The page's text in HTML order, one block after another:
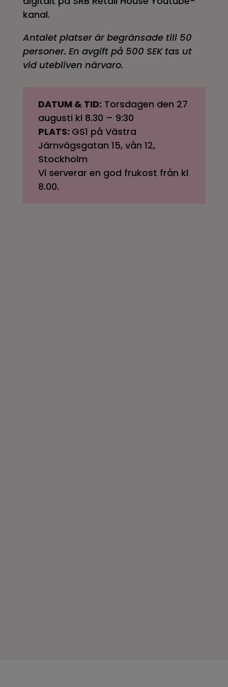
kanal.
Antalet platser är begränsade till 50
personer. En avgift på 500 SEK tas ut
vid utebliven närvaro.
DATUM & TID: Torsdagen den 27
augusti kl 8.30 – 9:30
PLATS: GS1 på Västra
Järnvägsgatan 15, vån 12,
Stockholm
Vi serverar en god frukost från kl
8.00.